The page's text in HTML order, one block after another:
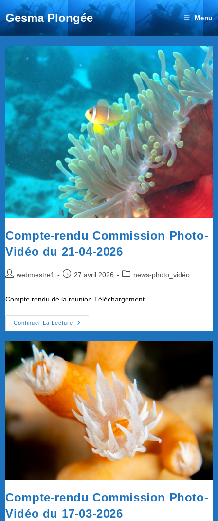
Gesma Plongée Menu
Compte-rendu Commission Photo-
Vidéo du 21-04-2026
Auteur/autrice
publication :
webmestre1
Publication
27 avril 2026
Postnews-photo_vidéo
Compte rendu de la réunion Téléchargement
Continuer La Lecture
Compte-
Rendu
Photo-
Vidéo
Du
21-
04-
2026
Compte-rendu Commission Photo-
Vidéo du 17-03-2026